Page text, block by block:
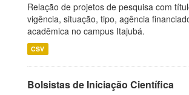
Relação de projetos de pesquisa com
vigência, situação, tipo, agência
acadêmica no campus Itajubá.
CSV
Bolsistas de Iniciação Científica